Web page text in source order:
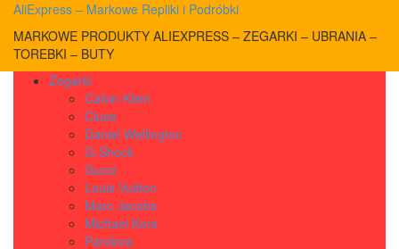
AliExpress – Markowe Repliki i Podróbki
MARKOWE PRODUKTY ALIEXPRESS – ZEGARKI – UBRANIA –
TOREBKI – BUTY
Zegarki
Calvin Klein
Cluse
Daniel Wellington
G-Shock
Gucci
Louis Vuitton
Marc Jacobs
Michael Kors
Pandora